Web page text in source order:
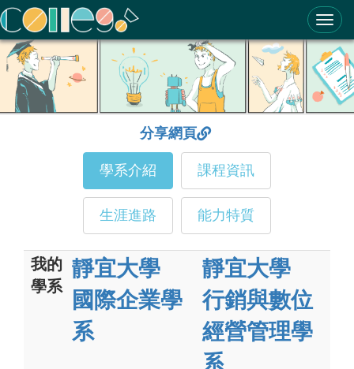
ColleGo! 大學選才與高中育才輔助系統
分享網頁
學系介紹 課程資訊
生涯進路 能力特質
我的
學系
靜宜大學
國際企業學
系
靜宜大學
行銷與數位
經營管理學
系